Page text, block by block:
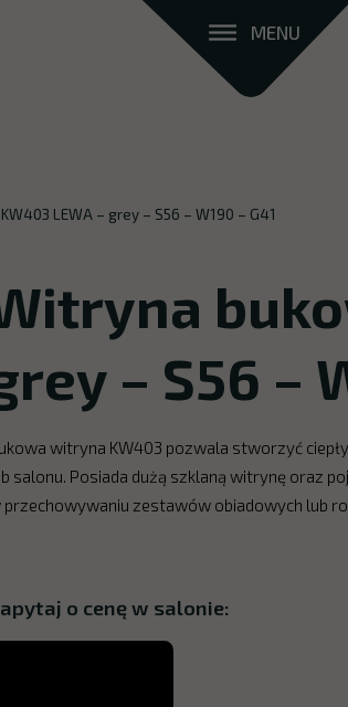
MENU
LEWA – grey – S56 – W190 – G41
– S56 –
witryna KW403 pozwala stworzyć
salonu. Posiada dużą szklaną witrynę oraz
przechowywaniu zestawów obiadowych lub
o cenę w salonie: